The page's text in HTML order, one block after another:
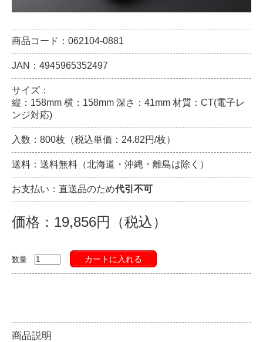
商品コード：062104-0881
JAN：4945965352497
サイズ：
縦：158mm 横：158mm 深さ：41mm 材質：CT(電子レ
ンジ対応)
入数：800枚（税込単価：24.82円/枚）
送料：送料無料（北海道・沖縄・離島は除く）
お支払い：直送品のため代引不可
価格：19,856円（税込）
数量 カートに入れる
商品説明